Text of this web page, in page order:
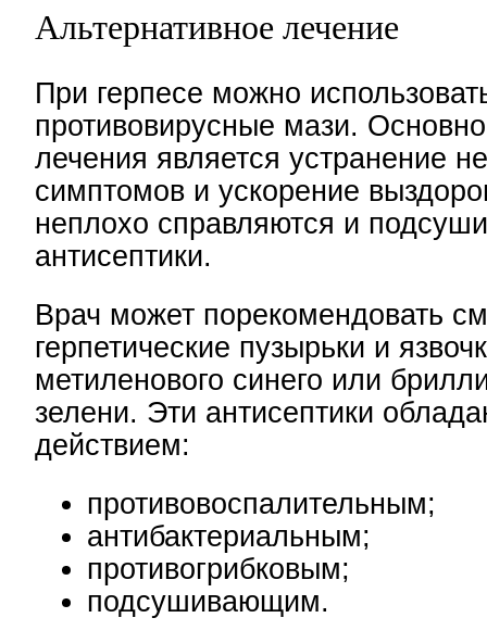
Альтернативное лечение
При герпесе можно
противовирусные мази.
лечения является устранение
симптомов и ускорение
неплохо справляются и
антисептики.
Врач может порекомендовать
герпетические пузырьки и
метиленового синего или
зелени. Эти антисептики
действием:
противовоспалительным;
антибактериальным;
противогрибковым;
подсушивающим.